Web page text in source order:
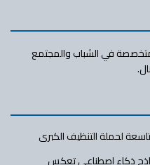
متخصصة في الشباب والمجتمع
لحملة التنظيف الكبرى
ذكاء اصطناعي تعكس